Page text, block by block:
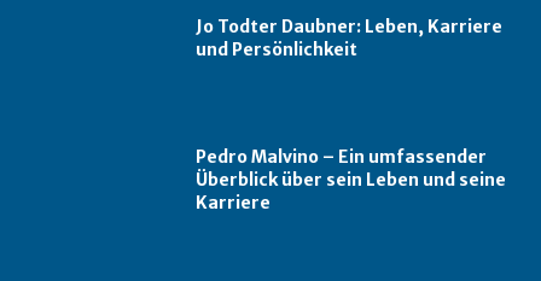
Jo Todter Daubner: Leben, Karriere
und Persönlichkeit
Pedro Malvino – Ein umfassender
Überblick über sein Leben und seine
Karriere